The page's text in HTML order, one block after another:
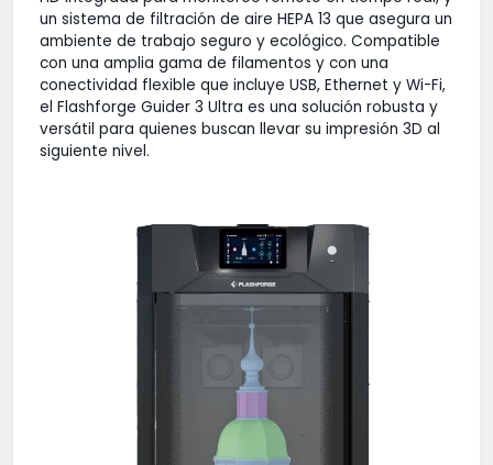
un sistema de filtración de aire HEPA 13 que asegura un
ambiente de trabajo seguro y ecológico. Compatible
con una amplia gama de filamentos y con una
conectividad flexible que incluye USB, Ethernet y Wi-Fi,
el Flashforge Guider 3 Ultra es una solución robusta y
versátil para quienes buscan llevar su impresión 3D al
siguiente nivel.